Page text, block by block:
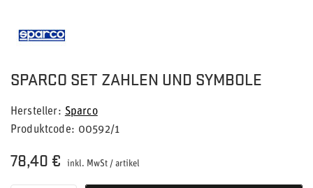
SPARCO SET ZAHLEN UND SYMBOLE
Hersteller
Sparco
Produktcode
00592/1
78,40 € inkl. MwSt / artikel